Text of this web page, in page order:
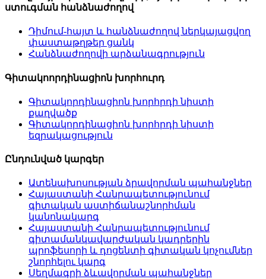
ստուգման հանձնաժողով
Դիմում-հայտ և հանձնաժողով ներկայացվող
փաստաթղթեր ցանկ
Հանձնաժողովի արձանագրություն
Գիտակոորդինացիոն խորհուրդ
Գիտակորդինացիոն խորհրդի նիստի
քաղվածք
Գիտակորդինացիոն խորհրդի նիստի
եզրակացություն
Ընդունված կարգեր
Ատենախոսության ձրավորման պահանջներ
Հայաստանի Հանրապետությունում
գիտական աստիճանաշնորհման
կանոնակարգ
Հայաստանի Հանրապետությունում
գիտամանկավարժական կադրերին
պրոֆեսորի և դոցենտի գիտական կոչումներ
շնորհելու կարգ
Սեղմագրի ձևավորման պահանջներ